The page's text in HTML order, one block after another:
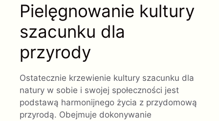
Pielęgnowanie kultury
szacunku dla
przyrody
Ostatecznie krzewienie kultury szacunku dla
natury w sobie i swojej społeczności jest
podstawą harmonijnego życia z przydomową
przyrodą. Obejmuje dokonywanie